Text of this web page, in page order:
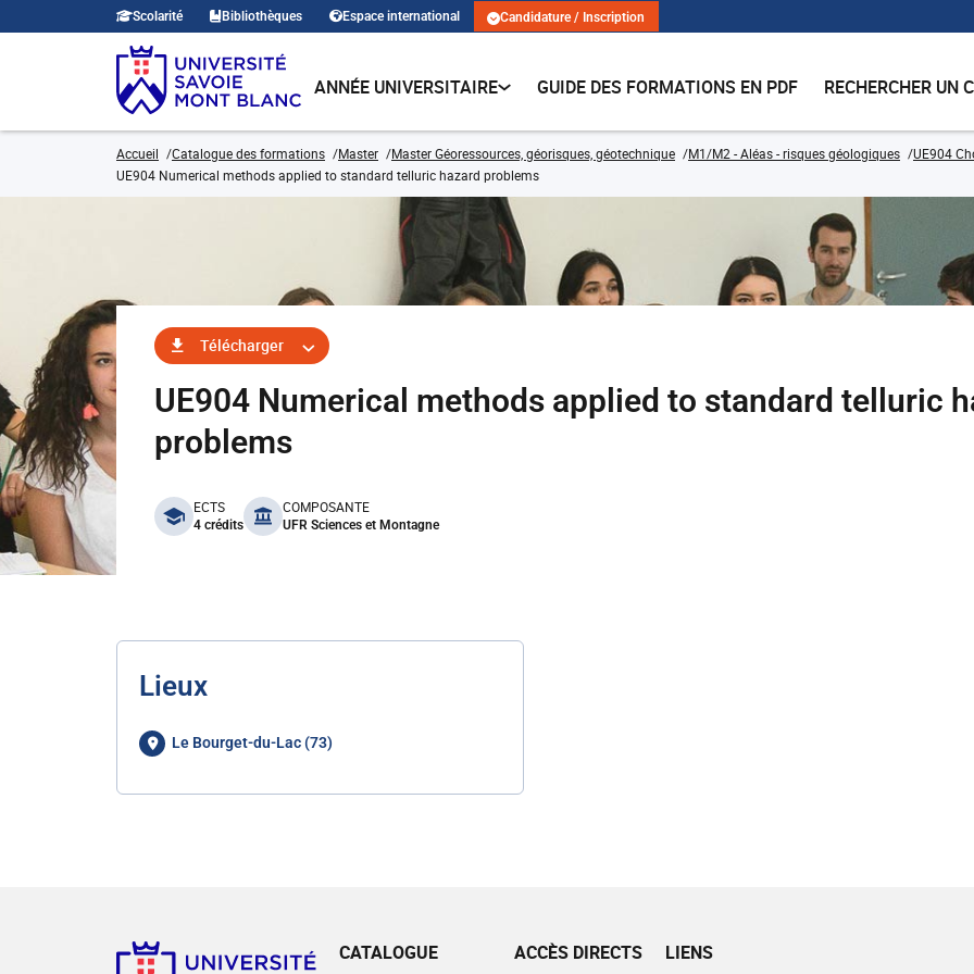
Scolarité Bibliothèques Espace international Candidature / Inscription
ANNÉE UNIVERSITAIRE GUIDE DES FORMATIONS EN PDF RECHERCHER UN
Accueil Catalogue des formations Master Master Géoressources, géorisques, géotechnique M1/M2 - Aléas - risques géologiques
UE904
UE904 Numerical methods applied to standard telluric hazard problems
Télécharger
UE904 Numerical methods applied to standard telluric
problems
benefits
ECTS
4 crédits
COMPOSANTE
UFR Sciences et Montagne
Lieux
Le Bourget-du-Lac (73)
CATALOGUE ACCÈS DIRECTS LIENS